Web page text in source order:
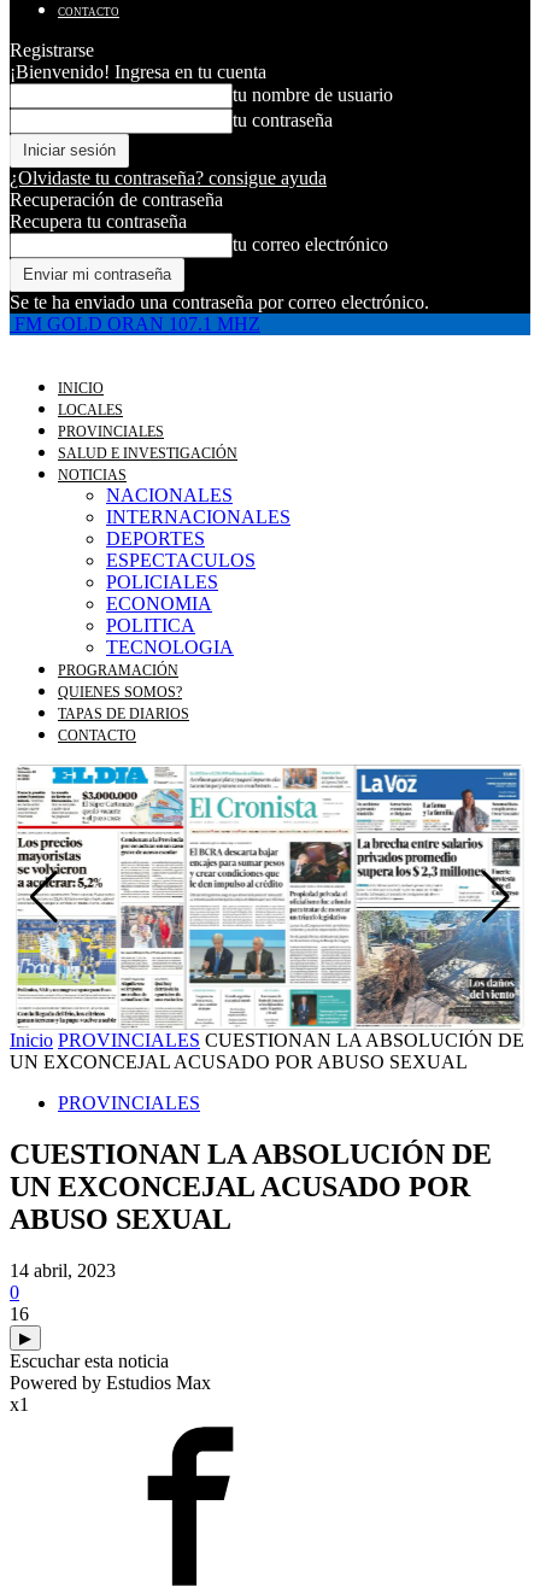
CONTACTO
Registrarse
¡Bienvenido! Ingresa en tu cuenta
tu nombre de usuario
tu contraseña
¿Olvidaste tu contraseña? consigue ayuda
Recuperación de contraseña
Recupera tu contraseña
tu correo electrónico
Se te ha enviado una contraseña por correo electrónico.
FM GOLD ORAN 107.1 MHZ
INICIO
LOCALES
PROVINCIALES
SALUD E INVESTIGACIÓN
NOTICIAS
NACIONALES
INTERNACIONALES
DEPORTES
ESPECTACULOS
POLICIALES
ECONOMIA
POLITICA
TECNOLOGIA
PROGRAMACIÓN
QUIENES SOMOS?
TAPAS DE DIARIOS
CONTACTO
Inicio PROVINCIALES CUESTIONAN LA ABSOLUCIÓN DE
UN EXCONCEJAL ACUSADO POR ABUSO SEXUAL
PROVINCIALES
CUESTIONAN LA ABSOLUCIÓN DE
UN EXCONCEJAL ACUSADO POR
ABUSO SEXUAL
14 abril, 2023
0
16
▶
Escuchar esta noticia
Powered by Estudios Max
x1